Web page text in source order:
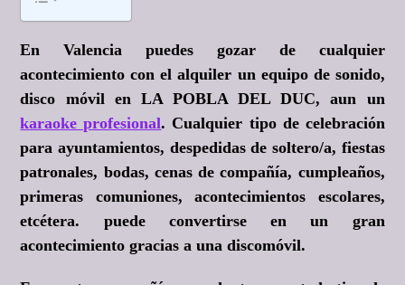
En Valencia puedes gozar de cualquier
acontecimiento con el alquiler un equipo de sonido,
disco móvil en LA POBLA DEL DUC, aun un
karaoke profesional. Cualquier tipo de celebración
para ayuntamientos, despedidas de soltero/a, fiestas
patronales, bodas, cenas de compañía, cumpleaños,
primeras comuniones, acontecimientos escolares,
etcétera. puede convertirse en un gran
acontecimiento gracias a una discomóvil.